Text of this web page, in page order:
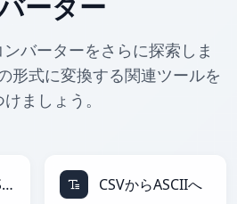
バーターをさらに探索しま
形式に変換する関連ツールを
けましょう。
CSVからActionScriptへ CSVからASCIIへ